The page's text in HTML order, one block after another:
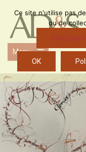
content
Menu
Open
the
main
menu
Ce site n'utilise pas
ou de
Politique
OK